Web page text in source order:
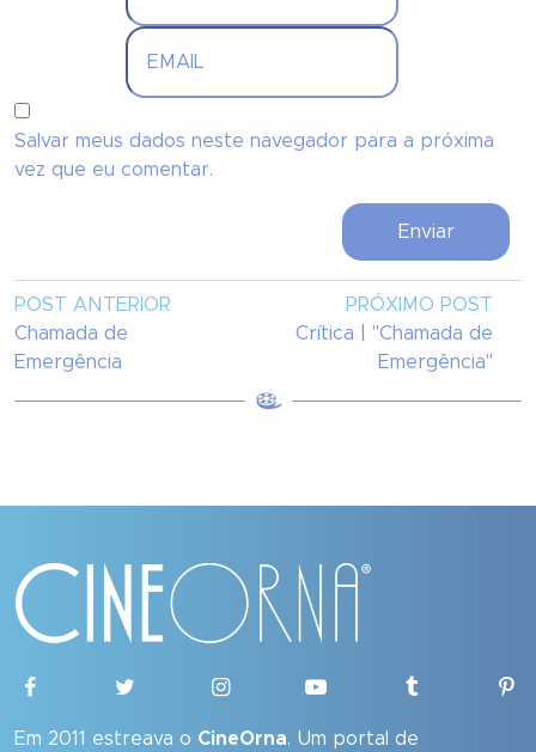
Salvar meus dados neste navegador para a próxima
vez que eu comentar.
POST ANTERIOR
Chamada de
Emergência
PRÓXIMO POST
Crítica | "Chamada de
Emergência"
Em 2011 estreava o CineOrna. Um portal de